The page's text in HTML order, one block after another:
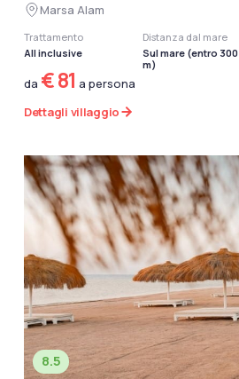
Marsa Alam
Trattamento
All inclusive
Distanza dal mare
Sul mare (entro 300
m)
da € 81 a persona
Dettagli villaggio
8.5